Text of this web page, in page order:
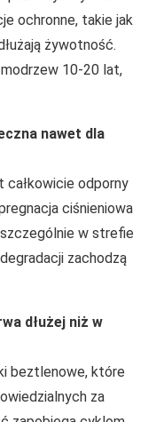
ochronne, takie jak
żywotność.
10-20 lat,
nawet dla
całkowicie odporny
ciśnieniowa
w strefie
zachodzą
dłużej niż w
beztlenowe, które
za